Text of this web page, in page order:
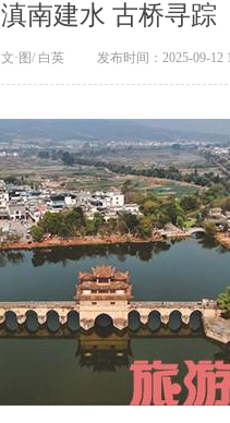
滇南建水 古桥寻踪
文·图/ 白英 发布时间： 2025-09-12